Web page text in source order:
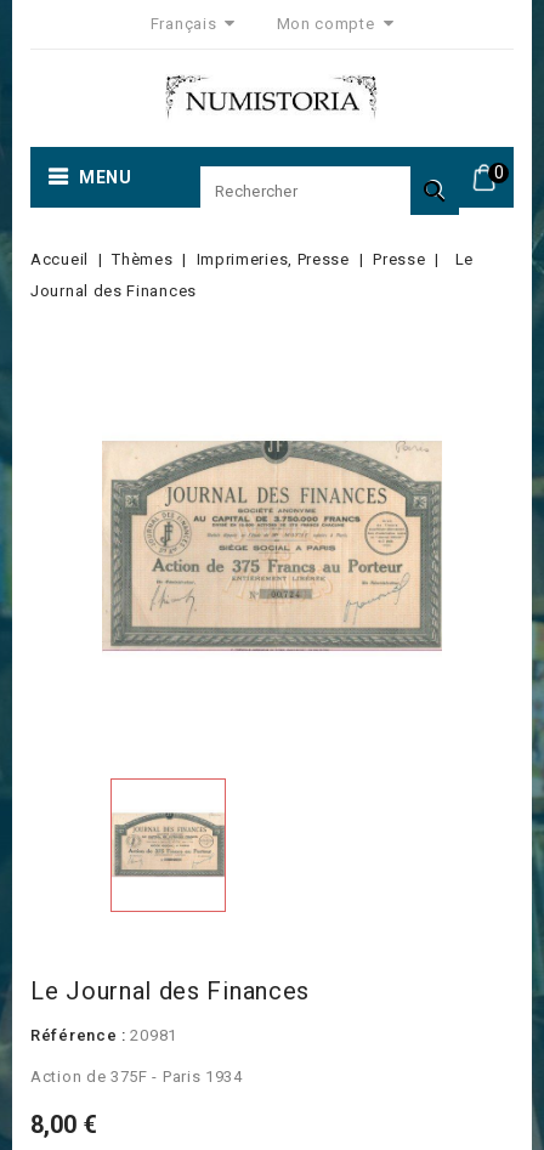
Français Mon compte
0
MENU 
Accueil Thèmes Imprimeries, Presse Presse
Le
Journal des Finances
Le Journal des Finances
Référence : 20981
Action de 375F - Paris 1934
8,00 €